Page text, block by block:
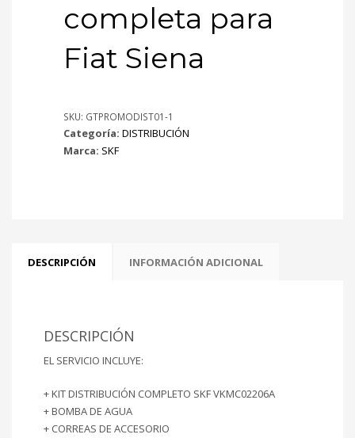
completa para
Fiat Siena
SKU: GTPROMODIST01-1
Categoría: DISTRIBUCIÓN
Marca: SKF
DESCRIPCIÓN INFORMACIÓN ADICIONAL
DESCRIPCIÓN
EL SERVICIO INCLUYE:
+ KIT DISTRIBUCIÓN COMPLETO SKF VKMC02206A
+ BOMBA DE AGUA
+ CORREAS DE ACCESORIO